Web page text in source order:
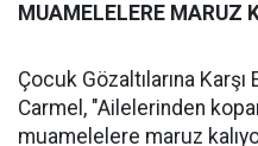
MUAMELELERE MARUZ
Çocuk Gözaltılarına
Carmel, "Ailelerinden
muamelelere maruz